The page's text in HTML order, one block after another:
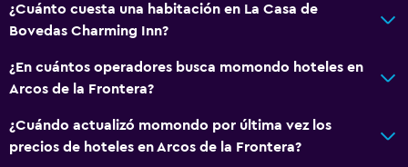
¿Cuánto cuesta una habitación en La Casa de
Bovedas Charming Inn?
¿En cuántos operadores busca momondo hoteles en
Arcos de la Frontera?
¿Cuándo actualizó momondo por última vez los
precios de hoteles en Arcos de la Frontera?